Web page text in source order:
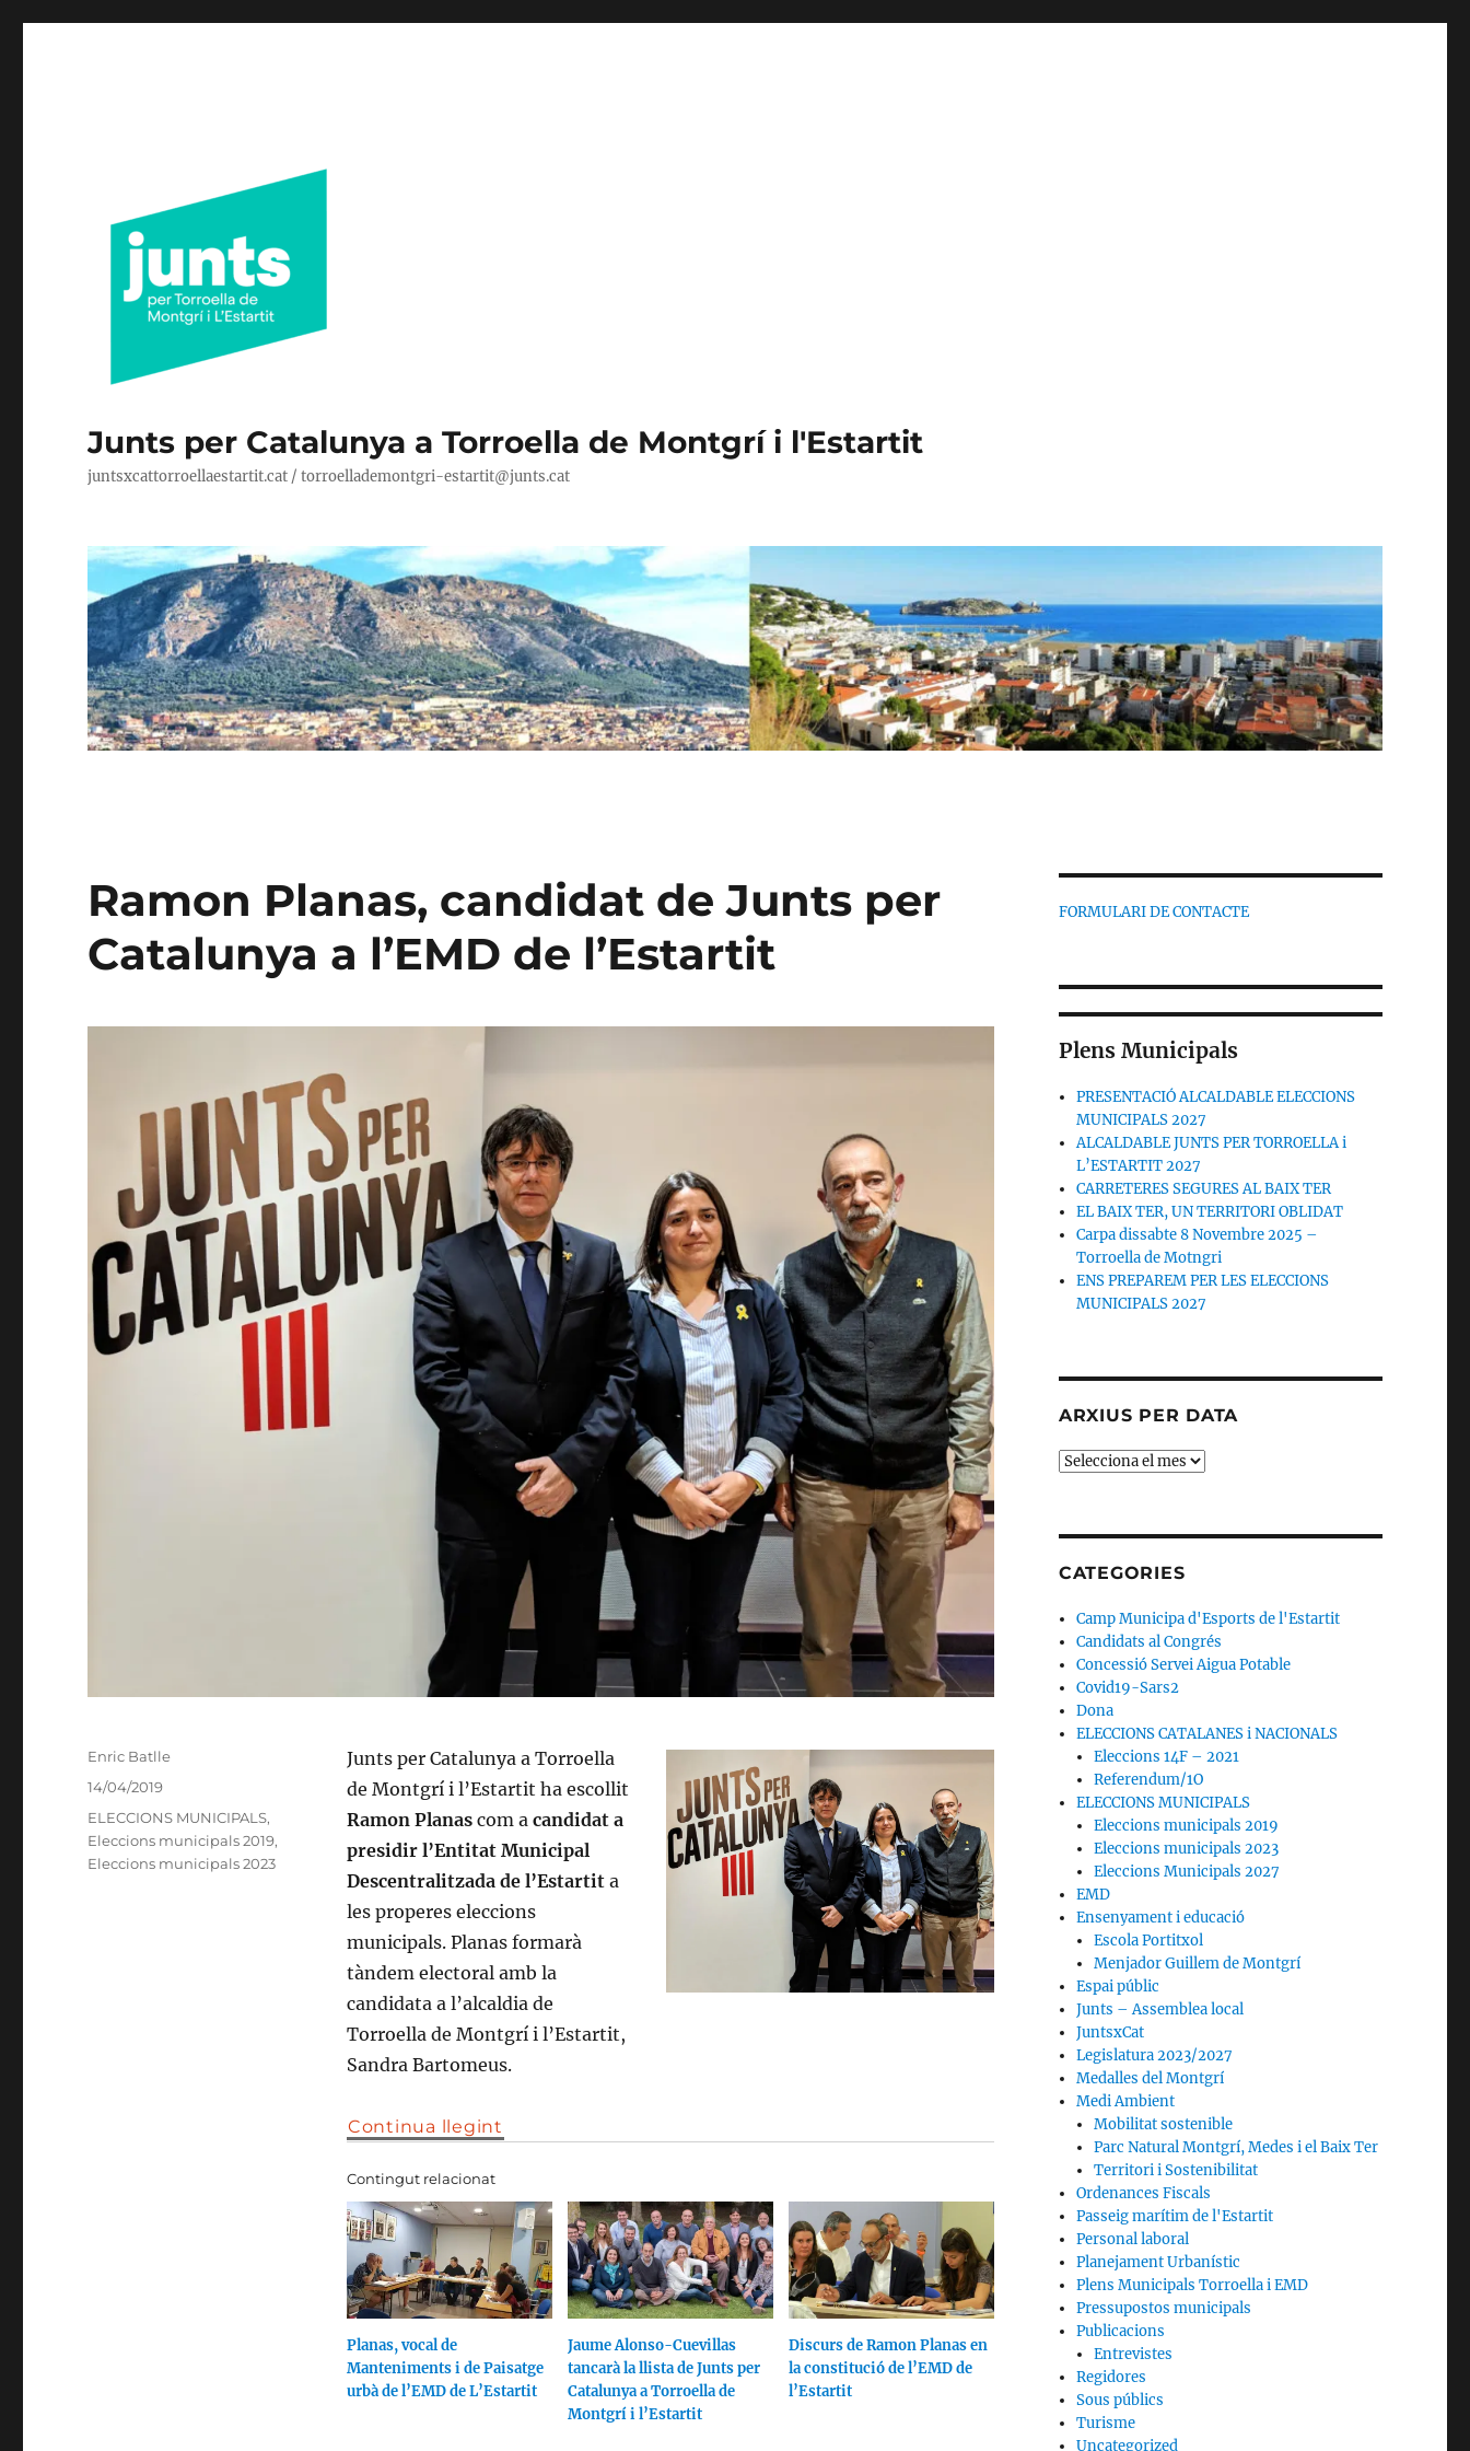
Junts per Catalunya a Torroella de Montgrí i l'Estartit
juntsxcattorroellaestartit.cat / torroellademontgri-estartit@junts.cat
Ramon Planas, candidat de Junts per
Catalunya a l’EMD de l’Estartit
Junts per Catalunya a Torroella
de Montgrí i l’Estartit ha escollit
Ramon Planascom a candidat a
presidir l’Entitat Municipal
Descentralitzada de l’Estartita
les properes eleccions
municipals. Planas formarà
tàndem electoral amb la
candidata a l’alcaldia de
Torroella de Montgrí i l’Estartit,
Sandra Bartomeus.
Continua llegint
Contingut relacionat
Planas, vocal de
Manteniments i de Paisatge
urbà de l’EMD de L’Estartit
Jaume Alonso-Cuevillas
tancarà la llista de Junts per
Catalunya a Torroella de
Montgrí i l’Estartit
Discurs de Ramon Planas en
la constitució de l’EMD de
l’Estartit
Autor
Enric Batlle
Publicat
14/04/2019
Categories
ELECCIONS MUNICIPALS,
Eleccions municipals 2019,
Eleccions municipals 2023
FORMULARI DE CONTACTE
Plens Municipals
PRESENTACIÓ ALCALDABLE ELECCIONS
MUNICIPALS 2027
ALCALDABLE JUNTS PER TORROELLA i
L’ESTARTIT 2027
CARRETERES SEGURES AL BAIX TER
EL BAIX TER, UN TERRITORI OBLIDAT
Carpa dissabte 8 Novembre 2025 –
Torroella de Motngri
ENS PREPAREM PER LES ELECCIONS
MUNICIPALS 2027
ARXIUS PER DATA
ARXIUS
CATEGORIES
Camp Municipa d'Esports de l'Estartit
Candidats al Congrés
Concessió Servei Aigua Potable
Covid19-Sars2
Dona
ELECCIONS CATALANES i NACIONALS
Eleccions 14F – 2021
Referendum/1O
ELECCIONS MUNICIPALS
Eleccions municipals 2019
Eleccions municipals 2023
Eleccions Municipals 2027
EMD
Ensenyament i educació
Escola Portitxol
Menjador Guillem de Montgrí
Espai públic
Junts – Assemblea local
JuntsxCat
Legislatura 2023/2027
Medalles del Montgrí
Medi Ambient
Mobilitat sostenible
Parc Natural Montgrí, Medes i el Baix Ter
Territori i Sostenibilitat
Ordenances Fiscals
Passeig marítim de l'Estartit
Personal laboral
Planejament Urbanístic
Plens Municipals Torroella i EMD
Pressupostos municipals
Publicacions
Entrevistes
Regidores
Sous públics
Turisme
Uncategorized